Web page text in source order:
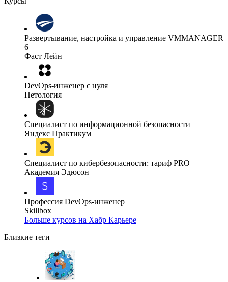
Развертывание, настройка и управление VMMANAGER
6
Фаст Лейн
DevOps-инженер с нуля
Нетология
Специалист по информационной безопасности
Яндекс Практикум
Специалист по кибербезопасности: тариф PRO
Академия Эдюсон
Профессия DevOps-инженер
Skillbox
Больше курсов на Хабр Карьере
Близкие теги